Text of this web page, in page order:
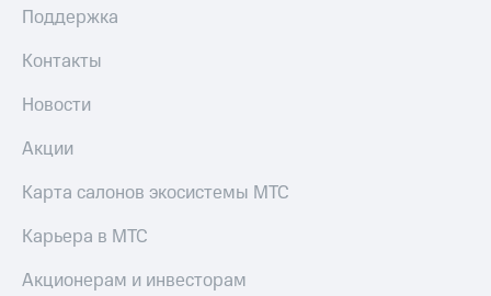
Поддержка
Контакты
Новости
Акции
Карта салонов экосистемы МТС
Карьера в МТС
Акционерам и инвесторам